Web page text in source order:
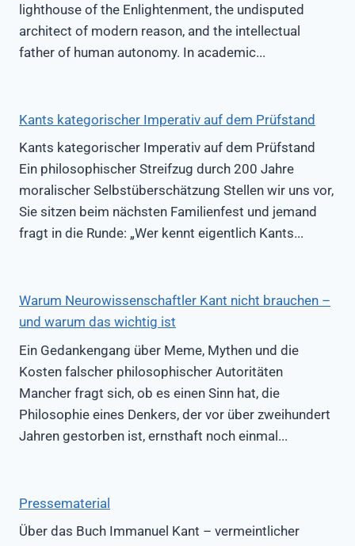
lighthouse of the Enlightenment, the undisputed
architect of modern reason, and the intellectual
father of human autonomy. In academic...
Kants kategorischer Imperativ auf dem Prüfstand
Kants kategorischer Imperativ auf dem Prüfstand
Ein philosophischer Streifzug durch 200 Jahre
moralischer Selbstüberschätzung Stellen wir uns vor,
Sie sitzen beim nächsten Familienfest und jemand
fragt in die Runde: „Wer kennt eigentlich Kants...
Warum Neurowissenschaftler Kant nicht brauchen –
und warum das wichtig ist
Ein Gedankengang über Meme, Mythen und die
Kosten falscher philosophischer Autoritäten
Mancher fragt sich, ob es einen Sinn hat, die
Philosophie eines Denkers, der vor über zweihundert
Jahren gestorben ist, ernsthaft noch einmal...
Pressematerial
Über das Buch Immanuel Kant – vermeintlicher